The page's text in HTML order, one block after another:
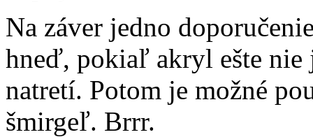
Na záver jedno
hneď, pokiaľ akryl ešte nie
natretí. Potom je možné
šmirgeľ. Brrr.